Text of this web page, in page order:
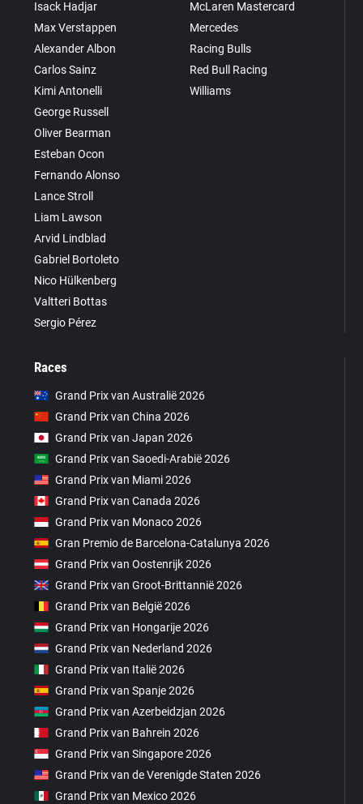
Isack Hadjar
Max Verstappen
Alexander Albon
Carlos Sainz
Kimi Antonelli
George Russell
Oliver Bearman
Esteban Ocon
Fernando Alonso
Lance Stroll
Liam Lawson
Arvid Lindblad
Gabriel Bortoleto
Nico Hülkenberg
Valtteri Bottas
Sergio Pérez
McLaren Mastercard
Mercedes
Racing Bulls
Red Bull Racing
Williams
Races
Grand Prix van Australië 2026
Grand Prix van China 2026
Grand Prix van Japan 2026
Grand Prix van Saoedi-Arabië 2026
Grand Prix van Miami 2026
Grand Prix van Canada 2026
Grand Prix van Monaco 2026
Gran Premio de Barcelona-Catalunya 2026
Grand Prix van Oostenrijk 2026
Grand Prix van Groot-Brittannië 2026
Grand Prix van België 2026
Grand Prix van Hongarije 2026
Grand Prix van Nederland 2026
Grand Prix van Italië 2026
Grand Prix van Spanje 2026
Grand Prix van Azerbeidzjan 2026
Grand Prix van Bahrein 2026
Grand Prix van Singapore 2026
Grand Prix van de Verenigde Staten 2026
Grand Prix van Mexico 2026